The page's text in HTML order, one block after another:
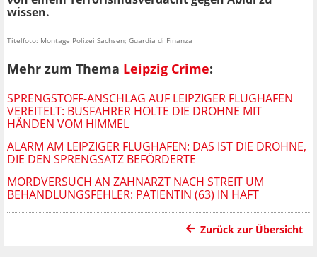
wissen.
Titelfoto: Montage Polizei Sachsen; Guardia di Finanza
Mehr zum Thema Leipzig Crime:
SPRENGSTOFF-ANSCHLAG AUF LEIPZIGER FLUGHAFEN
VEREITELT: BUSFAHRER HOLTE DIE DROHNE MIT
HÄNDEN VOM HIMMEL
ALARM AM LEIPZIGER FLUGHAFEN: DAS IST DIE DROHNE,
DIE DEN SPRENGSATZ BEFÖRDERTE
MORDVERSUCH AN ZAHNARZT NACH STREIT UM
BEHANDLUNGSFEHLER: PATIENTIN (63) IN HAFT
Zurück zur Übersicht